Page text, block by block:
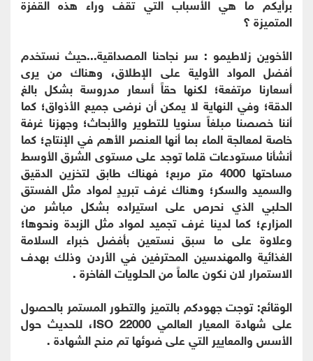
المتميزة ؟
الأخوين زلاطيمو : سر نجاحنا المصداقية...حيث نستخدم
أفضل المواد الأولية على الإطلاق، وهناك من يرى
أسعارنا مرتفعة؛ لكنها حقاً أسعار مدروسة بشكل بالغ
الدقة؛ وفي النهاية لا يمكن أن نرضى جميع الأذواق؛ كما
أننا خصصنا مبلغاً سنويا للتطوير والأبحاث؛ وجهزنا غرفة
خاصة لمعالجة الماء بما أنها العنصر الأهم في الإنتاج؛ كما
أنشأنا مستودعات قلما توجد على مستوى الشرق الأوسط
مساحتها 4000 متر مربع؛ فهناك طابق لتخزين الدقيق
والسميد والسكر؛ وهناك غرف تبريدٍ لمواد مثل الفستق
الحلبي الذي نحرص على استيراده بشكل مباشر من
المزارع؛ كما لدينا غرف تجميد لمواد مثل الزبدة ونحوها؛
وعلاوة على ما سبق نستعين بأفضل خبراء السلامة
الغذائية والمهندسين المحترفين في الأردن وذلك بهدف
الاستمرار لان نكون عالماً من الحلويات الفاخرة .
الوقائع: توجت جهودكم بالتميز والتطور المستمر بالحصول
على شهادة المعيار العالمي ISO 22000، للحديث حول
الأسس والمعايير التي على ضوئها تم منح الشهادة .